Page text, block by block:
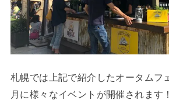
札幌では上記で紹介したオータムフ
月に様々なイベントが開催されます！